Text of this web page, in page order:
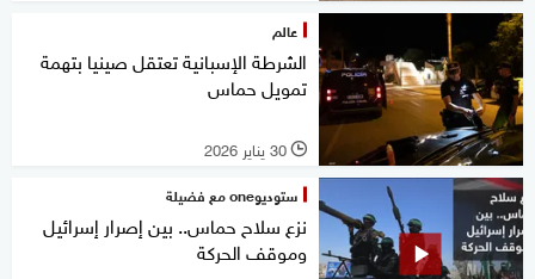
عالم
الشرطة الإسبانية تعتقل صينيا بتهمة
تمويل حماس
l 30 يناير 2026
ستوديوone مع فضيلة
نزع سلاح حماس.. بين إصرار إسرائيل
وموقف الحركة